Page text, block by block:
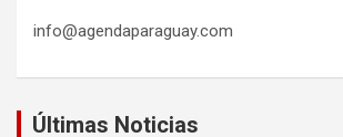
info@agendaparaguay.com
Últimas Noticias